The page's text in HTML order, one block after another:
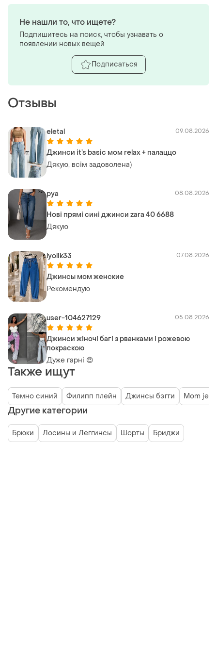
Отзывы
eletal 09.08.2026
Джинси it’s basic мом relax + палаццо
Дякую, всім задоволена)
pya 08.08.2026
Нові прямі сині джинси zara 40 6688
Дякую
lyolik33 07.08.2026
Джинсы мом женские
Рекомендую
user-104627129 05.08.2026
Джинси жіночі багі з рванками і рожевою
покраскою
Дуже гарні 😍
Также ищут
Темно синий Филипп плейн Джинсы бэгги Mom
Другие категории
Брюки Лосины и Леггинсы Шорты Бриджи
Не нашли то, что ищете?
Подпишитесь на поиск, чтобы узнавать о
появлении новых вещей
Подписаться